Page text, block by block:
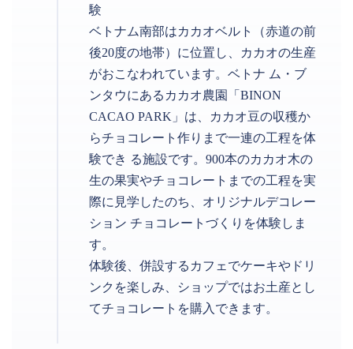
験
ベトナム南部はカカオベルト（赤道の前
後20度の地帯）に位置し、カカオの生産
がおこなわれています。ベトナ ム・ブ
ンタウにあるカカオ農園「BINON
CACAO PARK」は、カカオ豆の収穫か
らチョコレート作りまで一連の工程を体
験でき る施設です。900本のカカオ木の
生の果実やチョコレートまでの工程を実
際に見学したのち、オリジナルデコレー
ション チョコレートづくりを体験しま
す。
体験後、併設するカフェでケーキやドリ
ンクを楽しみ、ショップではお土産とし
てチョコレートを購入できます。